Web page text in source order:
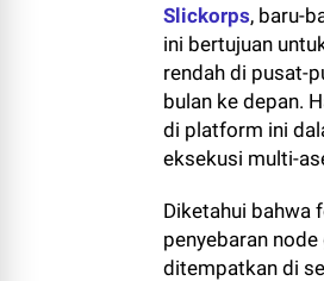
Slickorps, baru-
ini bertujuan
rendah di pusat-
bulan ke depan.
di platform ini
eksekusi multi-
Diketahui bahwa
penyebaran
ditempatkan di